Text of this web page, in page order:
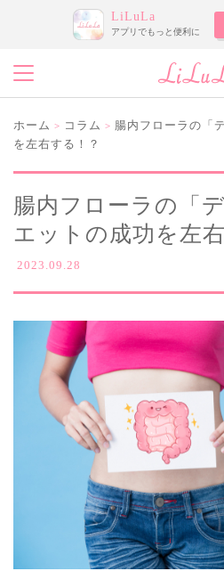
LiLuLa
アプリでもっと便利に
ホーム > コラム > 腸内フローラの「
を左右する！？
腸内フローラの「
エットの成功を左
2023.09.28